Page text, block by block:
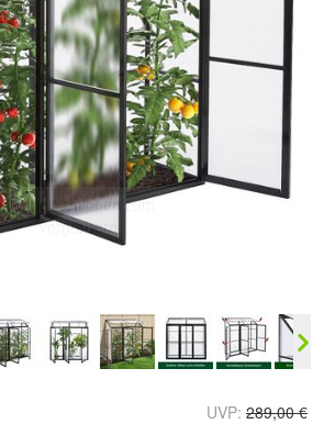
Doppelt antippen zum
vergrößern
UVP: 289,00 €